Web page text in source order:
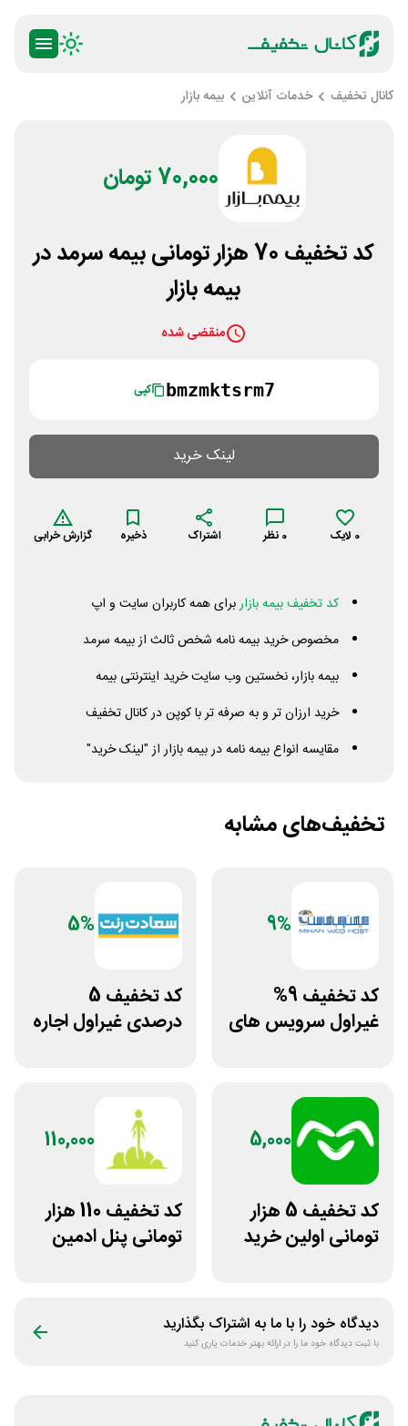
کانال تخفیف خدمات آنلاین بیمه بازار
70,000 تومان
کد تخفیف 70 هزار تومانی بیمه سرمد در
بیمه بازار
منقضی شده
bmzmktsrm7 کپی
لینک خرید
0 لایک 0 نظر اشتراک ذخیره گزارش خرابی
کد تخفیف بیمه بازاربرای همه کاربران سایت و اپ
مخصوص خرید بیمه نامه شخص ثالث از بیمه سرمد
‏‏بیمه بازار، نخستین وب سایت خرید اینترنتی بیمه
خرید ارزان تر و به صرفه تر با کوپن در کانال تخفیف
مقایسه انواع بیمه نامه در بیمه بازار از "لینک خرید"
تخفیف‌های مشابه
9%
کد تخفیف 9%
غیراول سرویس های
5%
کد تخفیف 5
درصدی غیراول اجاره
5,000
کد تخفیف 5 هزار
تومانی اولین خرید
110,000
کد تخفیف 110 هزار
تومانی پنل ادمین
دیدگاه خود را با ما به اشتراک بگذارید
با ثبت دیدگاه خود ما را در ارائه بهتر خدمات یاری کنید